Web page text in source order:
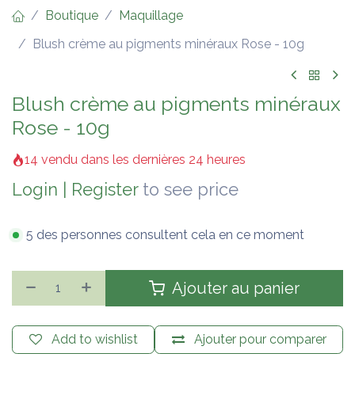
Boutique
Maquillage
Blush crème au pigments minéraux Rose - 10g
Blush crème au pigments minéraux
Rose - 10g
14 vendu dans les dernières 24 heures
Login Register to see price
5 des personnes consultent cela en ce moment
Ajouter au panier
Ajouter pour comparer
Add to wishlist